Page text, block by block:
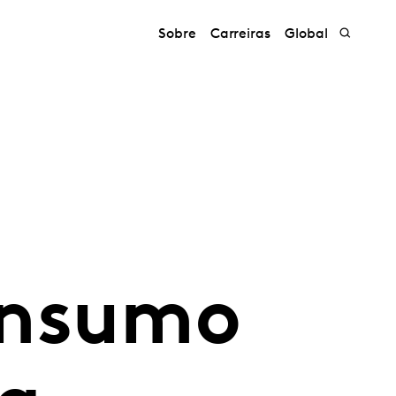
Sobre Carreiras Global